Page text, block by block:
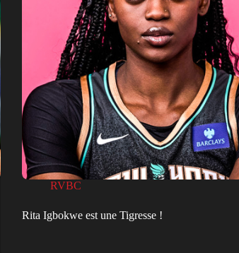
RVBC
Rita Igbokwe est une Tigresse !